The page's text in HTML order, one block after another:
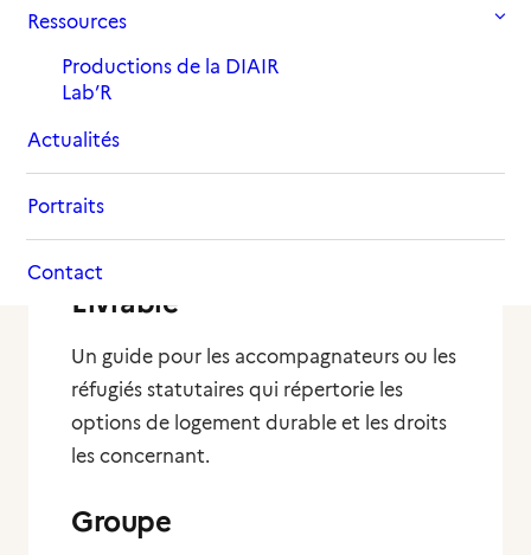
Ressources
Productions de la DIAIR
Lab’R
Actualités
Portraits
Contact
Livrable
Un guide pour les accompagnateurs ou les
réfugiés statutaires qui répertorie les
options de logement durable et les droits
les concernant.
Groupe